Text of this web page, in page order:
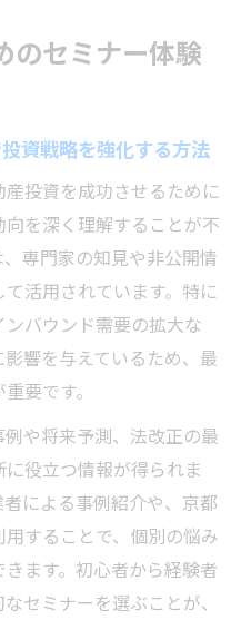
のセミナー体験
資戦略を強化する方法
投資を成功させるために
を深く理解することが不
専門家の知見や非公開情
活用されています。特に
バウンド需要の拡大な
響を与えているため、最
要です。
や将来予測、法改正の最
役立つ情報が得られま
による事例紹介や、京都
することで、個別の悩み
ます。初心者から経験者
セミナーを選ぶことが、